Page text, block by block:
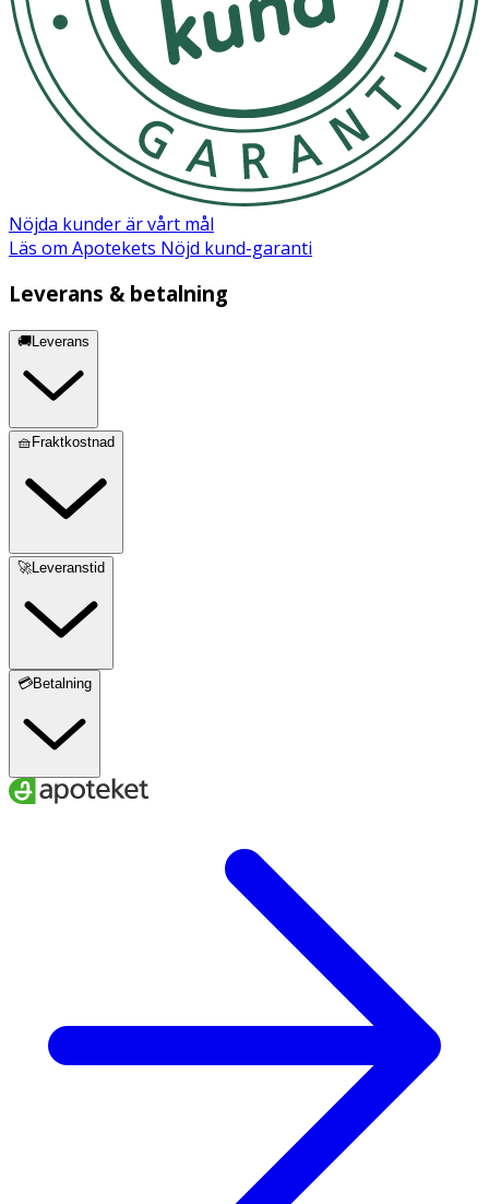
Nöjda kunder är vårt mål
Läs om Apotekets Nöjd kund-garanti
Leverans & betalning
🚚Leverans
🧺Fraktkostnad
🚀Leveranstid
💳Betalning